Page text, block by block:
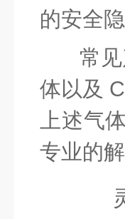
的安全隐
常
体以及
上述气
专业的